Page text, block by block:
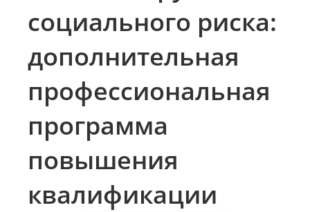
социального риска:
дополнительная
профессиональная
программа
повышения
квалификации